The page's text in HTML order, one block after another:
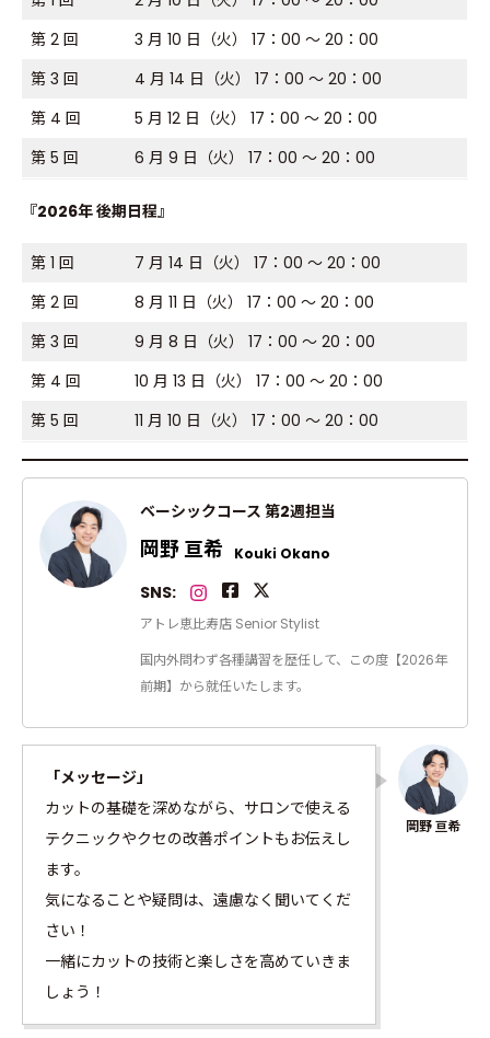
第 2 回
3 月 10 日（火） 17：00 ～ 20：00
第 3 回
4 月 14 日（火） 17：00 ～ 20：00
第 4 回
5 月 12 日（火） 17：00 ～ 20：00
第 5 回
6 月 9 日（火） 17：00 ～ 20：00
『2026年 後期日程』
第 1 回
7 月 14 日（火） 17：00 ～ 20：00
第 2 回
8 月 11 日（火） 17：00 ～ 20：00
第 3 回
9 月 8 日（火） 17：00 ～ 20：00
第 4 回
10 月 13 日（火） 17：00 ～ 20：00
第 5 回
11 月 10 日（火） 17：00 ～ 20：00
ベーシックコース 第2週担当
岡野 亘希 Kouki Okano
SNS:
アトレ恵比寿店 Senior Stylist
国内外問わず各種講習を歴任して、この度【2026年
前期】から就任いたします。
「メッセージ」
カットの基礎を深めながら、サロンで使える
テクニックやクセの改善ポイントもお伝えし
ます。
気になることや疑問は、遠慮なく聞いてくだ
さい！
一緒にカットの技術と楽しさを高めていきま
しょう！
よくあるご質問
お問い合わせ
PEEK-A-BOO FAMILY
PEEK-A-BOOACADEMY